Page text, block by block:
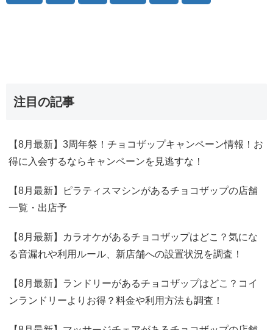
注目の記事
【8月最新】3周年祭！チョコザップキャンペーン情報！お
得に入会するならキャンペーンを見逃すな！
【8月最新】ピラティスマシンがあるチョコザップの店舗
一覧・出店予
【8月最新】カラオケがあるチョコザップはどこ？気にな
る音漏れや利用ルール、新店舗への設置状況を調査！
【8月最新】ランドリーがあるチョコザップはどこ？コイ
ンランドリーよりお得？料金や利用方法も調査！